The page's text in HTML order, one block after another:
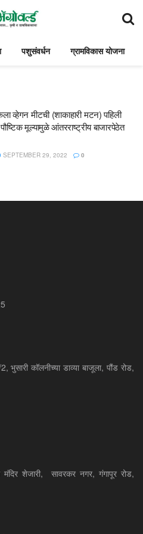
पशुसंवर्धन ग्रामविकास योजना
व्हेगन मीटची (शाकाहारी मटन) पहिली
मूल्यामुळे आंतरराष्ट्रीय बाजारपेठेत
SEPTEMBER 29, 2022 0
कॉलनीच्या डाव्या बाजूला, पौंड रोड,
शेजारी, सावरकर नगर, गंगापूर रोड,